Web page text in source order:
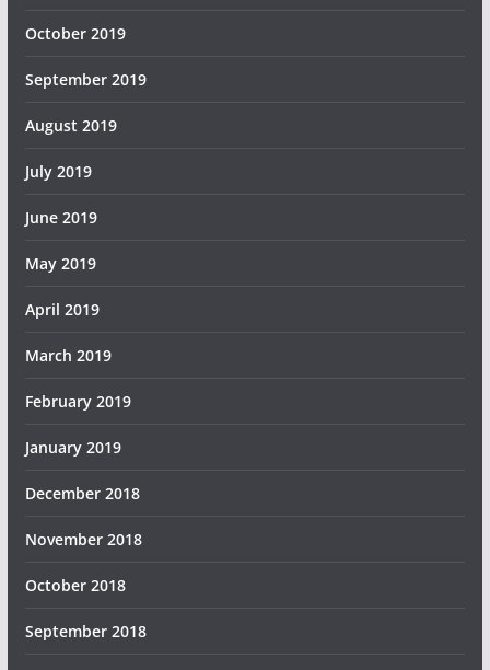
October 2019
September 2019
August 2019
July 2019
June 2019
May 2019
April 2019
March 2019
February 2019
January 2019
December 2018
November 2018
October 2018
September 2018